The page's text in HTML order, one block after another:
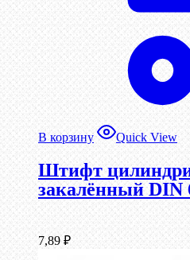
В корзину Quick View
Штифт
закалённый DIN
7,89 ₽